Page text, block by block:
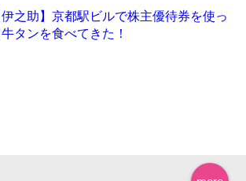
伊之助】京都駅ビルで株主優待券を使っ
タンを食べてきた！